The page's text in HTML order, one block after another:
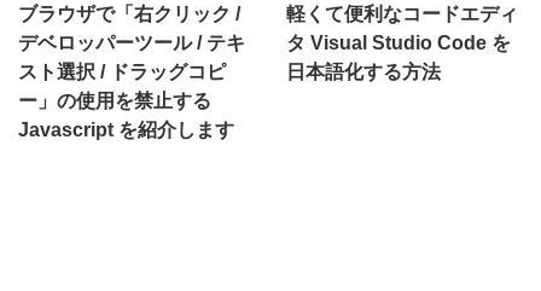
ブラウザで「右クリック /
デベロッパーツール / テキ
スト選択 / ドラッグコピ
ー」の使用を禁止する
Javascript を紹介します
軽くて便利なコードエディ
タ Visual Studio Code を
日本語化する方法